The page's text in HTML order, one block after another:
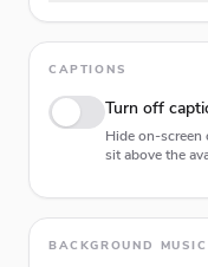
CAPTIONS
Turn off
Hide on-
sit above the
Animation type
BACKGROUND MUSIC